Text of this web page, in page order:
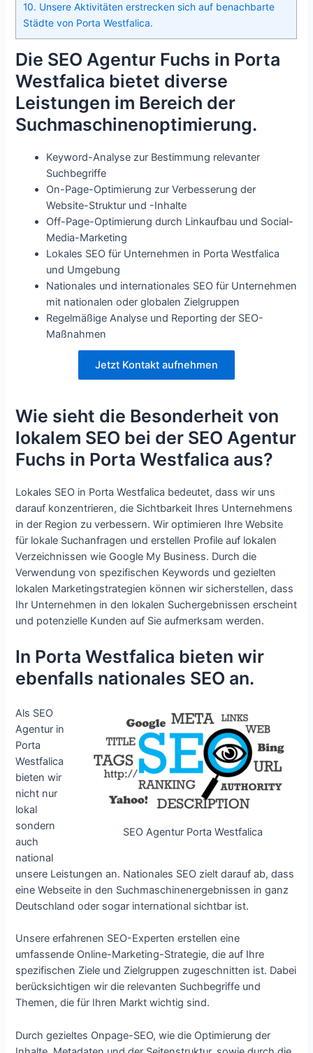
10. Unsere Aktivitäten erstrecken sich auf benachbarte
Städte von Porta Westfalica.
Die SEO Agentur Fuchs in Porta
Westfalica bietet diverse
Leistungen im Bereich der
Suchmaschinenoptimierung.
Keyword-Analyse zur Bestimmung relevanter
Suchbegriffe
On-Page-Optimierung zur Verbesserung der
Website-Struktur und -Inhalte
Off-Page-Optimierung durch Linkaufbau und Social-
Media-Marketing
Lokales SEO für Unternehmen in Porta Westfalica
und Umgebung
Nationales und internationales SEO für Unternehmen
mit nationalen oder globalen Zielgruppen
Regelmäßige Analyse und Reporting der SEO-
Maßnahmen
Jetzt Kontakt aufnehmen
Wie sieht die Besonderheit von
lokalem SEO bei der SEO Agentur
Fuchs in Porta Westfalica aus?
Lokales SEO in Porta Westfalica bedeutet, dass wir uns
darauf konzentrieren, die Sichtbarkeit Ihres Unternehmens
in der Region zu verbessern. Wir optimieren Ihre Website
für lokale Suchanfragen und erstellen Profile auf lokalen
Verzeichnissen wie Google My Business. Durch die
Verwendung von spezifischen Keywords und gezielten
lokalen Marketingstrategien können wir sicherstellen, dass
Ihr Unternehmen in den lokalen Suchergebnissen erscheint
und potenzielle Kunden auf Sie aufmerksam werden.
In Porta Westfalica bieten wir
ebenfalls nationales SEO an.
SEO Agentur Porta Westfalica
Als SEO
Agentur in
Porta
Westfalica
bieten wir
nicht nur
lokal
sondern
auch
national
unsere Leistungen an. Nationales SEO zielt darauf ab, dass
eine Webseite in den Suchmaschinenergebnissen in ganz
Deutschland oder sogar international sichtbar ist.
Unsere erfahrenen SEO-Experten erstellen eine
umfassende Online-Marketing-Strategie, die auf Ihre
spezifischen Ziele und Zielgruppen zugeschnitten ist. Dabei
berücksichtigen wir die relevanten Suchbegriffe und
Themen, die für Ihren Markt wichtig sind.
Durch gezieltes Onpage-SEO, wie die Optimierung der